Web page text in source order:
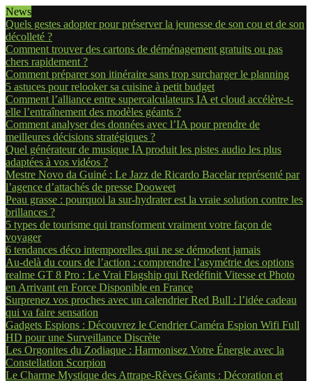
News
Quels gestes adopter pour préserver la jeunesse de son cou et de son
décolleté ?
Comment trouver des cartons de déménagement gratuits ou pas
chers rapidement ?
Comment préparer son itinéraire sans trop surcharger le planning
5 astuces pour relooker sa cuisine à petit budget
Comment l’alliance entre supercalculateurs IA et cloud accélère-t-
elle l’entraînement des modèles géants ?
Comment analyser des données avec l’IA pour prendre de
meilleures décisions stratégiques ?
Quel générateur de musique IA produit les pistes audio les plus
adaptées à vos vidéos ?
Mestre Novo da Guiné : Le Jazz de Ricardo Bacelar représenté par
l’agence d’attachés de presse Dooweet
Peau grasse : pourquoi la sur-hydrater est la vraie solution contre les
brillances ?
5 types de tourisme qui transforment vraiment votre façon de
voyager
6 tendances déco intemporelles qui ne se démodent jamais
Au-delà du cours de l’action : comprendre l’asymétrie des options
realme GT 8 Pro : Le Vrai Flagship qui Redéfinit Vitesse et Photo
en Arrivant en Force Disponible en France
Surprenez vos proches avec un calendrier Red Bull : l’idée cadeau
qui va faire sensation
Gadgets Espions : Découvrez le Cendrier Caméra Espion Wifi Full
HD pour une Surveillance Discrète
Les Orgonites du Zodiaque : Harmonisez Votre Énergie avec la
Constellation Scorpion
Le Charme Mystique des Attrape-Rêves Géants : Décoration et